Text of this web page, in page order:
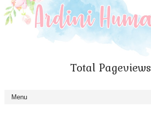
Total Pageviews